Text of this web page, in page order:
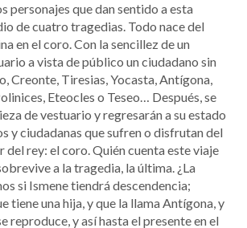
personajes que dan sentido a esta
de cuatro tragedias. Todo nace del
en el coro. Con la sencillez de un
a vista de público un ciudadano sin
Creonte, Tiresias, Yocasta, Antígona,
Eteocles o Teseo… Después, se
de vestuario y regresarán a su estado
y ciudadanas que sufren o disfrutan del
del rey: el coro. Quién cuenta este viaje
a la tragedia, la última. ¿La
si Ismene tiendrá descendencia;
tiene una hija, y que la llama Antígona, y
reproduce, y así hasta el presente en el